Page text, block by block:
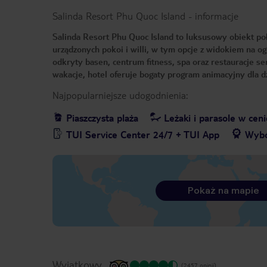
Salinda Resort Phu Quoc Island - informacje
Salinda Resort Phu Quoc Island to luksusowy obiekt
urządzonych pokoi i willi, w tym opcje z widokiem na
odkryty basen, centrum fitness, spa oraz restauracje
wakacje, hotel oferuje bogaty program animacyjny dla
Najpopularniejsze udogodnienia:
Piaszczysta plaża
Leżaki i parasole w
TUI Service Center 24/7 + TUI App
Pokaż na mapie
(2457 opinii)